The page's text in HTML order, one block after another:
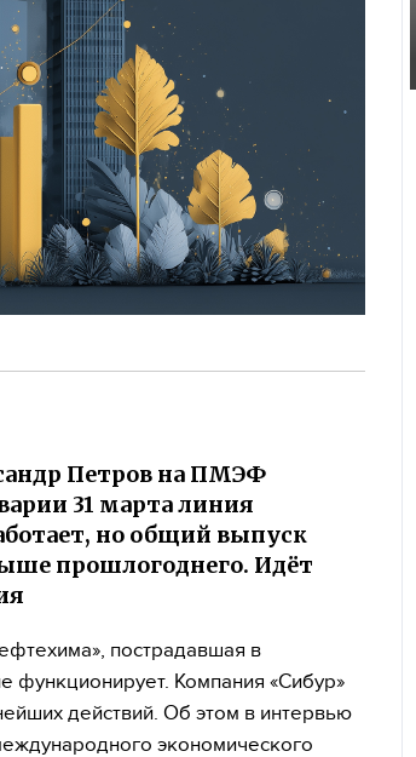
Петров на ПМЭФ
31 марта линия
но общий выпуск
прошлогоднего. Идёт
пострадавшая в
функционирует. Компания «Сибур»
действий. Об этом в интервью
экономического